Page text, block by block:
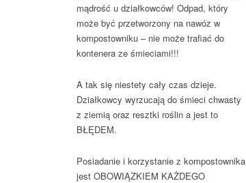
mądrość u działkowców! Odpad, który
może być przetworzony na nawóz w
kompostowniku – nie może trafiać do
kontenera ze śmieciami!!!
A tak się niestety cały czas dzieje.
Działkowcy wyrzucają do śmieci chwasty
z ziemią oraz resztki roślin a jest to
BŁĘDEM.
Posiadanie i korzystanie z kompostownika
jest OBOWIĄZKIEM KAŻDEGO